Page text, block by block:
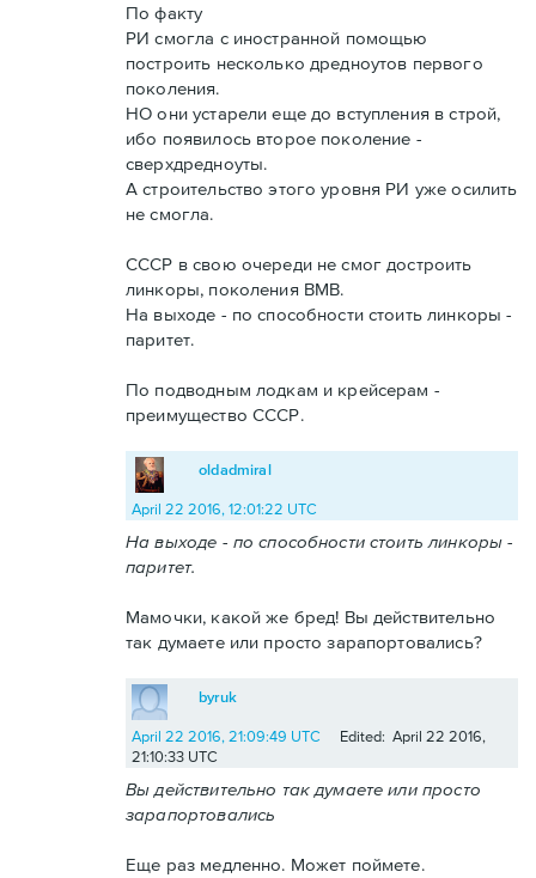
По факту
РИ смогла с иностранной помощью
построить несколько дредноутов первого
поколения.
НО они устарели еще до вступления в строй,
ибо появилось второе поколение -
сверхдредноуты.
А строительство этого уровня РИ уже осилить
не смогла.
СССР в свою очереди не смог достроить
линкоры, поколения ВМВ.
На выходе - по способности стоить линкоры -
паритет.
По подводным лодкам и крейсерам -
преимущество СССР.
oldadmiral
April 22 2016, 12:01:22 UTC
На выходе - по способности стоить линкоры -
паритет.
Мамочки, какой же бред! Вы действительно
так думаете или просто зарапортовались?
byruk
April 22 2016, 21:09:49 UTC
Edited: April 22 2016,
21:10:33 UTC
Вы действительно так думаете или просто
зарапортовались
Еще раз медленно. Может поймете.